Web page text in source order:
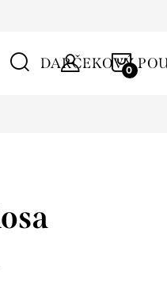
DARČEKOVÝ